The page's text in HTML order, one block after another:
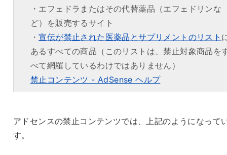
・エフェドラまたはその代替薬品（エフェドリンな
ど）を販売するサイト
・宣伝が禁止された医薬品とサプリメントのリスト
あるすべての商品（このリストは、禁止対象商品を
べて網羅しているわけではありません）
禁止コンテンツ - AdSense ヘルプ
アドセンスの禁止コンテンツでは、上記のようになって
す。